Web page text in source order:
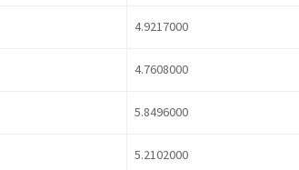
4.9217000
4.7608000
5.8496000
5.2102000